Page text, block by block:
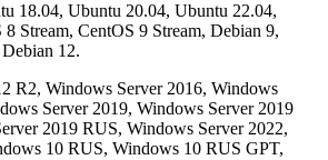
18.04, Ubuntu 20.04, Ubuntu 22.04,
Stream, CentOS 9 Stream, Debian 9,
12.
R2, Windows Server 2016, Windows
Server 2019, Windows Server 2019
2019 RUS, Windows Server 2022,
10 RUS, Windows 10 RUS GPT,